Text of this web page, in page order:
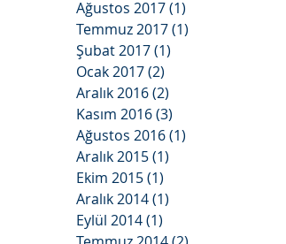
Ağustos 2017(1)
Temmuz 2017(1)
Şubat 2017(1)
Ocak 2017(2)
Aralık 2016(2)
Kasım 2016(3)
Ağustos 2016(1)
Aralık 2015(1)
Ekim 2015(1)
Aralık 2014(1)
Eylül 2014(1)